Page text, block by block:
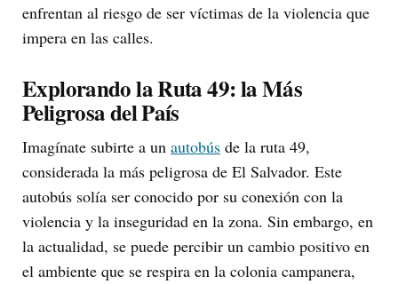
enfrentan al riesgo de ser víctimas de la violencia que
impera en las calles.
Explorando la Ruta 49: la Más
Peligrosa del País
Imagínate subirte a un autobús de la ruta 49,
considerada la más peligrosa de El Salvador. Este
autobús solía ser conocido por su conexión con la
violencia y la inseguridad en la zona. Sin embargo, en
la actualidad, se puede percibir un cambio positivo en
el ambiente que se respira en la colonia campanera,